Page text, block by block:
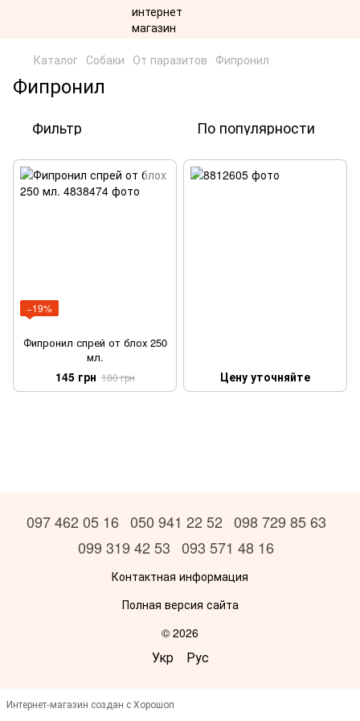
Каталог Собаки От паразитов Фипронил
Фипронил
Фильтр По популярности
−19%
Фипронил спрей от блох 250
мл.
145 грн 180 грн Цену уточняйте
097 462 05 16 050 941 22 52 098 729 85 63
099 319 42 53 093 571 48 16
Контактная информация
Полная версия сайта
© 2026
Укр Рус
Интернет-магазин создан с Хорошоп